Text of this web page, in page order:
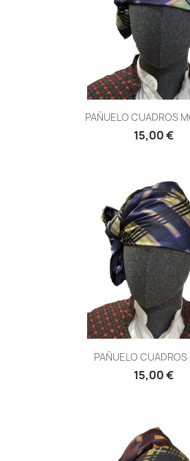
PAÑUELO CUADROS
15,00 €
PAÑUELO CUADROS
15,00 €